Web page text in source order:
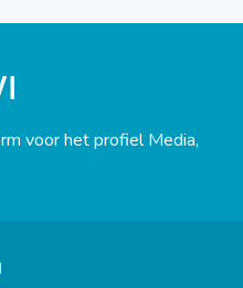
voor het profiel Media,